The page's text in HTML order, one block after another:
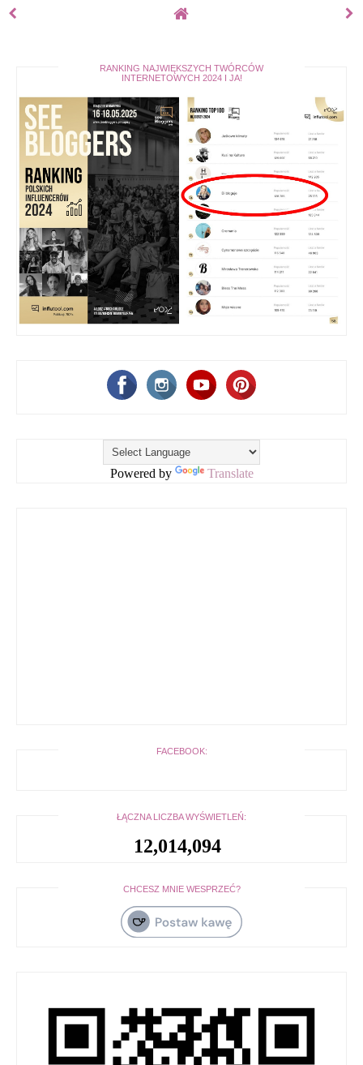
RANKING NAJWIĘKSZYCH TWÓRCÓW
INTERNETOWYCH 2024 I JA!
Powered by Translate
FACEBOOK:
ŁĄCZNA LICZBA WYŚWIETLEŃ:
12,014,094
CHCESZ MNIE WESPRZEĆ?